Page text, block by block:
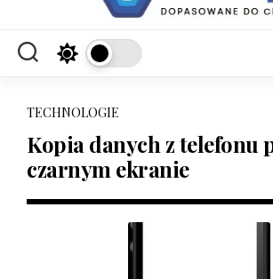
TECHNOLOGIE
Kopia danych z telefonu
czarnym ekranie